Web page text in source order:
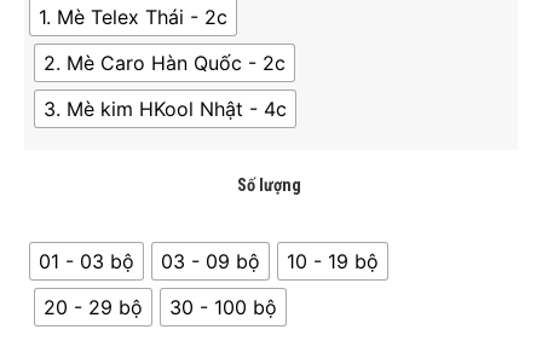
1. Mè Telex Thái - 2c
2. Mè Caro Hàn Quốc - 2c
3. Mè kim HKool Nhật - 4c
Số lượng
01 - 03 bộ 03 - 09 bộ
10 - 19 bộ
20 - 29 bộ
30 - 100 bộ